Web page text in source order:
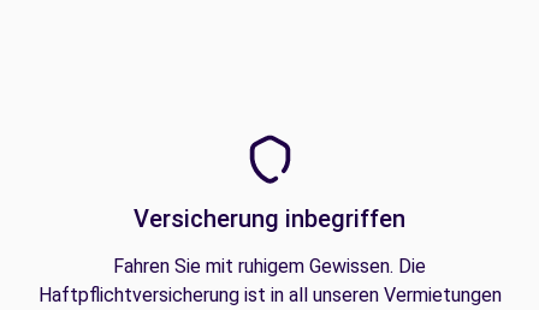
Versicherung inbegriffen
Fahren Sie mit ruhigem Gewissen. Die
Haftpflichtversicherung ist in all unseren Vermietungen